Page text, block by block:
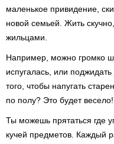
маленькое привидение,
новой семьей. Жить
жильцами.
Например, можно громко
испугалась, или
того, чтобы напугать
по полу? Это будет весело!
Ты можешь прятаться где
кучей предметов. Каждый